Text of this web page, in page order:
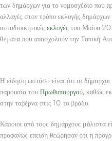
των δημάρχων για το νομοσχέδιο που
αλλαγές στον τρόπο εκλογής
αυτοδιοικητικές εκλογές του Μαΐου
θέματα που απασχολούν την Τοπική
Η είδηση ωστόσο είναι ότι οι δήμαρχοι
παρουσία του Πρωθυπουργού, καθώς
στην ταβέρνα στις 10 το βράδυ.
Κάποιοι από τους δημάρχους μάλιστα
προφανώς επειδή θεώρησαν ότι η